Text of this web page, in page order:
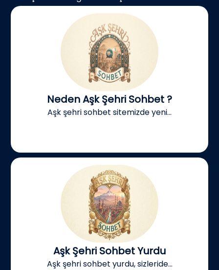
Neden Aşk Şehri Sohbet ?
Aşk şehri sohbet sitemizde yeni...
Aşk Şehri Sohbet Yurdu
Aşk şehri sohbet yurdu, sizleride...